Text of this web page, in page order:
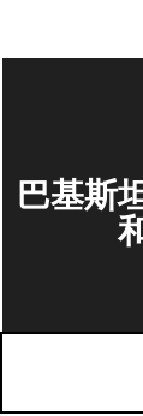
巴基斯